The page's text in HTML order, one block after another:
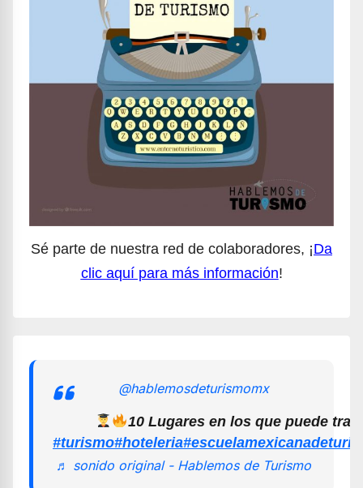
Sé parte de nuestra red de colaboradores, ¡Da
clic aquí para más información!
@hablemosdeturismomx
10 Lugares en los que puede
#turismo#hoteleria
♬ sonido original - Hablemos de Turismo